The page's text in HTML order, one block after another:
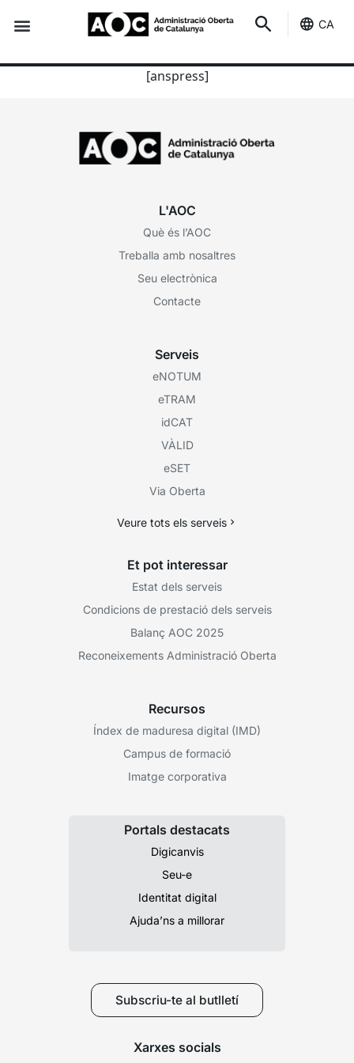
CA
[anspress]
L'AOC
Què és l’AOC
Treballa amb nosaltres
Seu electrònica
Contacte
Serveis
eNOTUM
eTRAM
idCAT
VÀLID
eSET
Via Oberta
Veure tots els serveis
Et pot interessar
Estat dels serveis
Condicions de prestació dels serveis
Balanç AOC 2025
Reconeixements Administració Oberta
Recursos
Índex de maduresa digital (IMD)
Campus de formació
Imatge corporativa
Portals destacats
Digicanvis
Seu-e
Identitat digital
Ajuda’ns a millorar
Subscriu-te al butlletí
Xarxes socials